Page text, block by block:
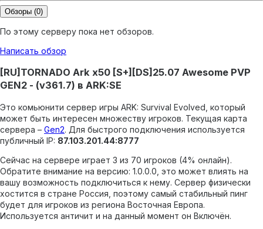
Обзоры (0)
По этому серверу пока нет обзоров.
Написать обзор
[RU]TORNADO Ark x50 [S+][DS]25.07 Awesome PVP
GEN2 - (v361.7) в ARK:SE
Это комьюнити сервер игры ARK: Survival Evolved, который
может быть интересен множеству игроков. Текущая карта
сервера – Gen2. Для быстрого подключения используется
публичный IP: 87.103.201.44:8777
Сейчас на сервере играет 3 из 70 игроков (4% онлайн).
Обратите внимание на версию: 1.0.0.0, это может влиять на
вашу возможность подключиться к нему. Сервер физически
хостится в стране Россия, поэтому самый стабильный пинг
будет для игроков из региона Восточная Европа.
Используется античит и на данный момент он Включён.